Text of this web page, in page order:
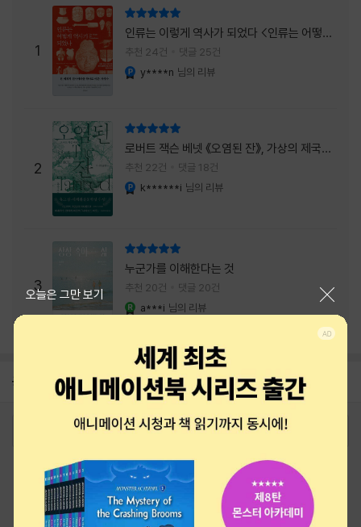
경적을 울리고 욕을 입에 달고 사는 선배와 일
하고 있는 하치. 히토미 클린이라는 청소업체
직원으로 일하는 그녀가 바라는 것은 그저 고요
한
1
인류는 이렇게 역사가 되었다 <인류는 어떻게
역사가 되었나>
추천 24건 댓글 25건
y****n 님의 리뷰
2
로버트 잭슨 베넷 《오염된 잔》, 가상의 제국이
주는 실감과 미스터리 사건의 치밀함이 이루어
내는 최상의 시너지...
추천 22건 댓글 18건
k******i 님의 리뷰
3
누군가를 이해한다는 것
추천 20건 댓글 20건
a***i 님의 리뷰
공지 26년 NBCI 수상 안내
2026-08-01
오늘은 그만 보기
로그인 최근 본 상품 주문/배송
고객센터 1544-3800 티켓 1544-6399
중고샵 1566-4295
eBook 1:1문의/채팅상담
예스이십사(주) 사업자 정보